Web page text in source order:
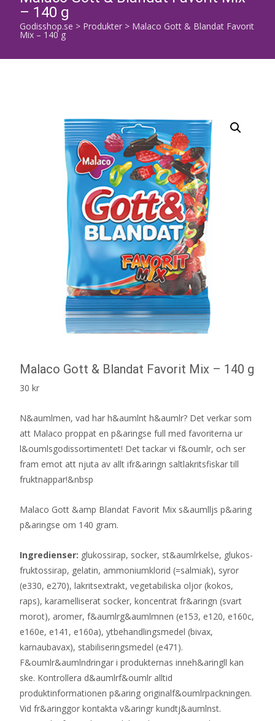
– 140 g
Godisshop.se > Produkter > Malaco Gott & Blandat Favorit
Mix – 140 g
Malaco Gott & Blandat Favorit Mix – 140 g
30 kr
N&aumlmen, vad har h&aumlnt h&aumlr? Det verkar som
att Malaco proppat en p&aringse full med favoriterna ur
l&oumlsgodissortimentet! Det tackar vi f&oumlr, och ser
fram emot att njuta av allt ifr&aringn saltlakritsfiskar till
fruktnappar!&nbsp
Malaco Gott &amp Blandat Favorit Mix s&aumlljs p&aring
p&aringse om 140 gram.
Ingredienser: glukossirap, socker, st&aumlrkelse, glukos-
fruktossirap, gelatin, ammoniumklorid (=salmiak), syror
(e330, e270), lakritsextrakt, vegetabiliska oljor (kokos,
raps), karamelliserat socker, koncentrat fr&aringn (svart
morot), aromer, f&aumlrg&aumlmnen (e153, e120, e160c,
e160e, e141, e160a), ytbehandlingsmedel (bivax,
karnaubavax), stabiliseringsmedel (e471).
F&oumlr&aumlndringar i produkternas inneh&aringll kan
ske. Kontrollera d&aumlrf&oumlr alltid
produktinformationen p&aring originalf&oumlrpackningen.
Vid fr&aringgor kontakta v&aringr kundtj&aumlnst.